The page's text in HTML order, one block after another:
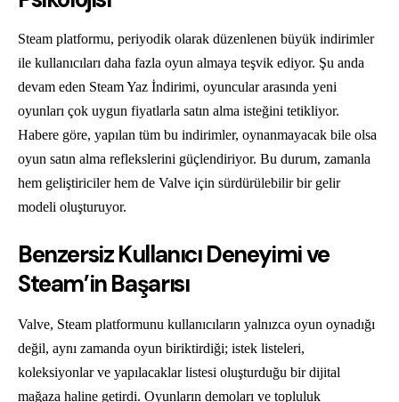
Steam platformu, periyodik olarak düzenlenen büyük indirimler
ile kullanıcıları daha fazla oyun almaya teşvik ediyor. Şu anda
devam eden Steam Yaz İndirimi, oyuncular arasında yeni
oyunları çok uygun fiyatlarla satın alma isteğini tetikliyor.
Habere göre, yapılan tüm bu indirimler, oynanmayacak bile olsa
oyun satın alma reflekslerini güçlendiriyor. Bu durum, zamanla
hem geliştiriciler hem de Valve için sürdürülebilir bir gelir
modeli oluşturuyor.
Benzersiz Kullanıcı Deneyimi ve
Steam’in Başarısı
Valve, Steam platformunu kullanıcıların yalnızca oyun oynadığı
değil, aynı zamanda oyun biriktirdiği; istek listeleri,
koleksiyonlar ve yapılacaklar listesi oluşturduğu bir dijital
mağaza haline getirdi. Oyunların demoları ve topluluk